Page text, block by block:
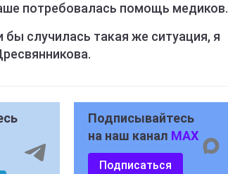
потребовалась помощь медиков.
случилась такая же ситуация, я
Подписывайтесь
на наш канал MAX
Подписаться